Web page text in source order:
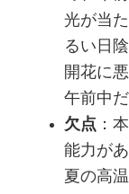
光が当
るい日
開花に
午前中
欠点 ：
能力が
夏の高